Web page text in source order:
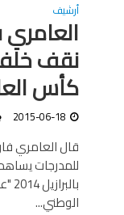
أرشيف
العامري
نقف
كأس
2015-06-18
قال العامري
للمدرجات
الوطني...